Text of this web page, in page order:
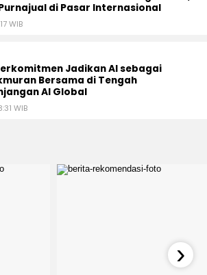
di Pasar Internasional
WIB
Jadikan AI sebagai
Bersama di Tengah
AI Global
WIB
›